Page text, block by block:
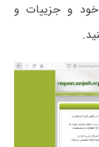
و جزییات و